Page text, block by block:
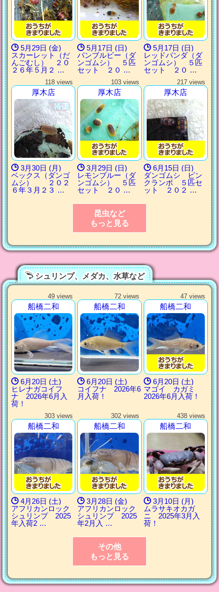
5月29日 (金)
スカーレット（だ
んごむし） ２０
２６年５月２ …
5月17日 (日)
バンブルビー（ダ
ンゴムシ） ５匹
セット ２０ …
5月17日 (日)
レッドパンダ（ダ
ンゴムシ） ５匹
セット ２０ …
118 views
厚木店
3月30日 (月)
ベックス（ダンゴ
ムシ） ２０２
６年３月２３ …
103 views
厚木店
3月29日 (日)
レモンブルー（ダ
ンゴムシ） ５匹
セット ２０ …
217 views
厚木店
6月15日 (日)
ダンゴムシ ピン
クランボ ５匹セ
ット ２０２ …
昆虫など
もっと見る
シュリンプ、メダカ、水草など
49 views
船橋二和
6月20日 (土)
ヒレナガコイフ
ナ 2026年6月入
荷！
72 views
船橋二和
6月20日 (土)
コイフナ 2026年6
月入荷！
47 views
船橋二和
6月20日 (土)
マゴイ カガミ
2026年6月入荷！
303 views
船橋二和
4月26日 (土)
アフリカンロック
シュリンプ 2025
年入荷2 …
302 views
船橋二和
3月28日 (金)
アフリカンロック
シュリンプ 2025
年2月入 …
438 views
船橋二和
3月10日 (月)
ムラサキオカガ
ニ 2025年3月入
荷！
その他
もっと見る